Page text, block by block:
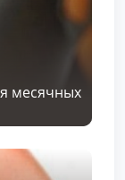
месячных